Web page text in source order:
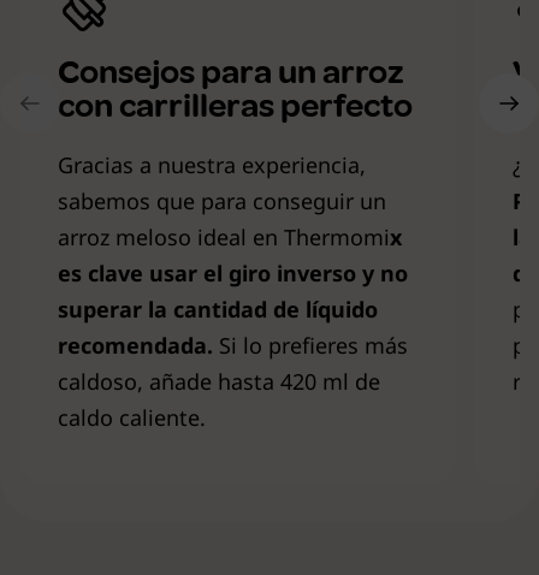
Consejos para un arroz
con carrilleras perfecto
Gracias a nuestra experiencia,
sabemos que para conseguir un
arroz meloso ideal en Thermomix
es clave usar el giro inverso y no
superar la cantidad de líquido
recomendada. Si lo prefieres más
caldoso, añade hasta 420 ml de
caldo caliente.
de